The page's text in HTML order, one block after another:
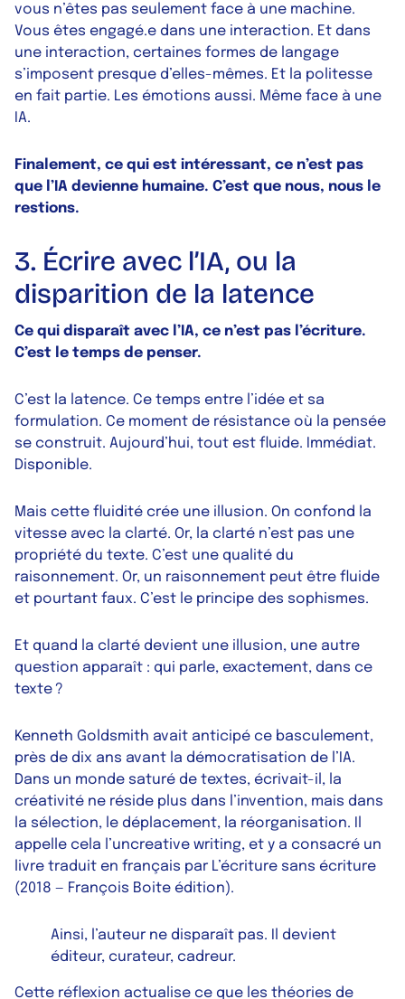
vous n’êtes pas seulement face à une machine.
Vous êtes engagé.e dans une interaction. Et dans
une interaction, certaines formes de langage
s’imposent presque d’elles-mêmes. Et la politesse
en fait partie. Les émotions aussi. Même face à une
IA.
Finalement, ce qui est intéressant, ce n’est pas
que l’IA devienne humaine. C’est que nous, nous le
restions.
3. Écrire avec l’IA, ou la
disparition de la latence
Ce qui disparaît avec l’IA, ce n’est pas l’écriture.
C’est le temps de penser.
C’est la latence. Ce temps entre l’idée et sa
formulation. Ce moment de résistance où la pensée
se construit. Aujourd’hui, tout est fluide. Immédiat.
Disponible.
Mais cette fluidité crée une illusion. On confond la
vitesse avec la clarté. Or, la clarté n’est pas une
propriété du texte. C’est une qualité du
raisonnement. Or, un raisonnement peut être fluide
et pourtant faux. C’est le principe des sophismes.
Et quand la clarté devient une illusion, une autre
question apparaît : qui parle, exactement, dans ce
texte ?
Kenneth Goldsmith avait anticipé ce basculement,
près de dix ans avant la démocratisation de l’IA.
Dans un monde saturé de textes, écrivait-il, la
créativité ne réside plus dans l’invention, mais dans
la sélection, le déplacement, la réorganisation. Il
appelle cela l’uncreative writing, et y a consacré un
livre traduit en français par L’écriture sans écriture
(2018 — François Boite édition).
Ainsi, l’auteur ne disparaît pas. Il devient
éditeur, curateur, cadreur.
Cette réflexion actualise ce que les théories de